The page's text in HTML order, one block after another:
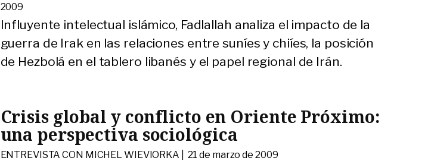
2009
Influyente intelectual islámico, Fadlallah analiza el impacto de la
guerra de Irak en las relaciones entre suníes y chiíes, la posición
de Hezbolá en el tablero libanés y el papel regional de Irán.
Crisis global y conflicto en Oriente Próximo:
una perspectiva sociológica
ENTREVISTA CON MICHEL WIEVIORKA | 21 de marzo de 2009